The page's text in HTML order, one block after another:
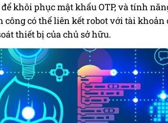
khôi phục mật khẩu OTP, và tính
công có thể liên kết robot với tài
thiết bị của chủ sở hữu.